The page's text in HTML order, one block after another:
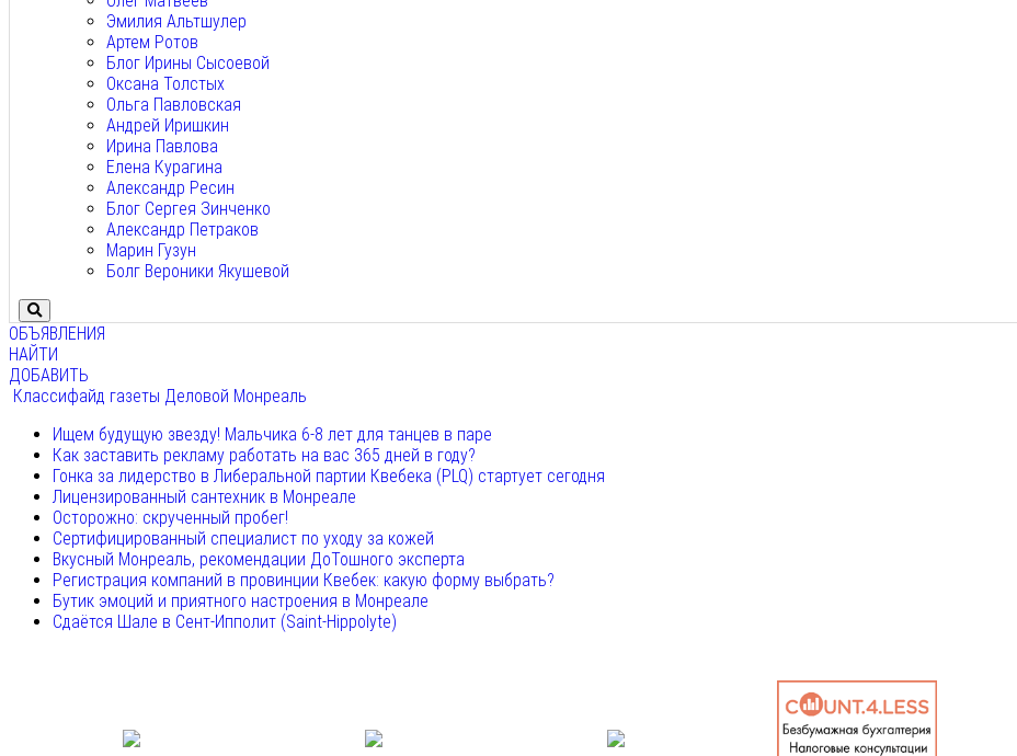
Эмилия Альтшулер
Артем Ротов
Блог Ирины Сысоевой
Оксана Толстых
Ольга Павловская
Андрей Иришкин
Ирина Павлова
Елена Курагина
Александр Ресин
Блог Сергея Зинченко
Александр Петраков
Марин Гузун
Болг Вероники Якушевой
ОБЪЯВЛЕНИЯ
НАЙТИ
ДОБАВИТЬ
Классифайд газеты Деловой Монреаль
Ищем будущую звезду! Мальчика 6-8 лет для танцев в паре
Как заставить рекламу работать на вас 365 дней в году?
Гонка за лидерство в Либеральной партии Квебека (PLQ) стартует сегодня
Лицензированный сантехник в Монреале
Осторожно: скрученный пробег!
Сертифицированный специалист по уходу за кожей
Вкусный Монреаль, рекомендации ДоТошного эксперта
Регистрация компаний в провинции Квебек: какую форму выбрать?
Бутик эмоций и приятного настроения в Монреале
Сдаётся Шале в Сент-Ипполит (Saint-Hippolyte)